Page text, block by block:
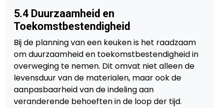
5.4 Duurzaamheid en
Toekomstbestendigheid
Bij de planning van een keuken is het raadzaam
om duurzaamheid en toekomstbestendigheid in
overweging te nemen. Dit omvat niet alleen de
levensduur van de materialen, maar ook de
aanpasbaarheid van de indeling aan
veranderende behoeften in de loop der tijd.